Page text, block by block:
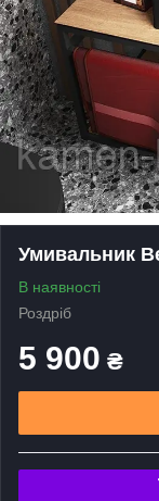
Умивальник
В наявності
Роздріб
5 900 ₴